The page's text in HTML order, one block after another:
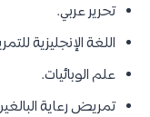
تحرير عربي.
اللغة الإنجليزية
علم الوبائيات.
تمريض رعاية